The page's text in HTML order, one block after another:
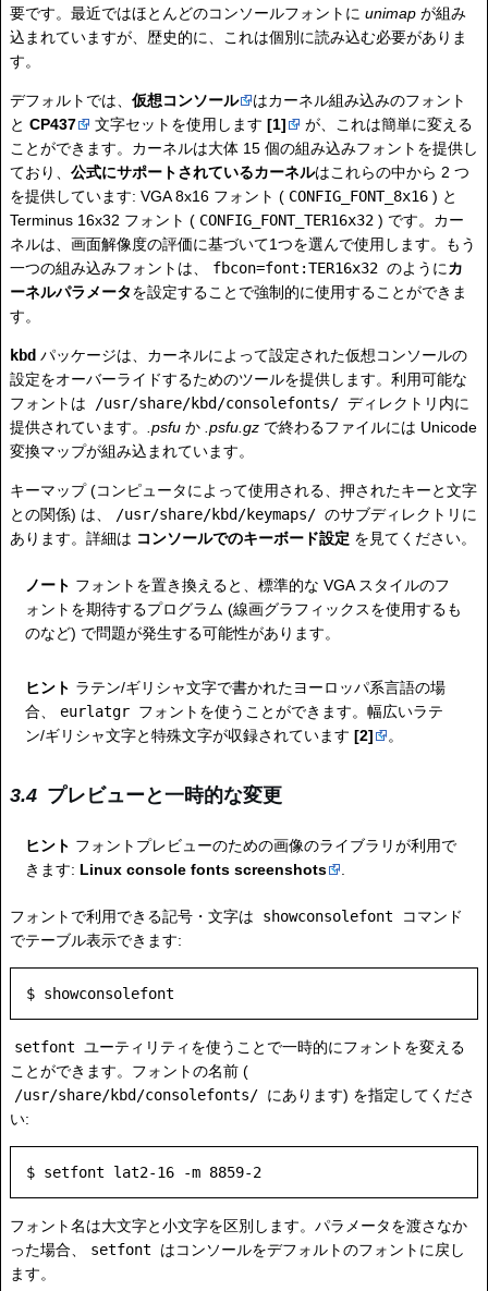
要です。最近ではほとんどのコンソールフォントに unimap が組み
込まれていますが、歴史的に、これは個別に読み込む必要がありま
す。
デフォルトでは、 仮想コンソール
はカーネル組み込みのフォント
と CP437 文字セットを使用します [1]
が、これは簡単に変える
ことができます。カーネルは大体 15 個の組み込みフォントを提供し
ており、 公式にサポートされているカーネルはこれらの中から 2 つ
を提供しています: VGA 8x16 フォント ( CONFIG_FONT_8x16 ) と
Terminus 16x32 フォント ( CONFIG_FONT_TER16x32 ) です。カー
ネルは、画面解像度の評価に基づいて1つを選んで使用します。もう
一つの組み込みフォントは、
fbcon=font:TER16x32 のようにカ
ーネルパラメータを設定することで強制的に使用することができま
す。
kbd パッケージは、カーネルによって設定された仮想コンソールの
設定をオーバーライドするためのツールを提供します。利用可能な
フォントは
/usr/share/kbd/consolefonts/ ディレクトリ内に
提供されています。
.psfu か .psfu.gz で終わるファイルには Unicode
変換マップが組み込まれています。
キーマップ (コンピュータによって使用される、押されたキーと文字
との関係) は、
/usr/share/kbd/keymaps/ のサブディレクトリに
あります。詳細は コンソールでのキーボード設定 を見てください。
ノート フォントを置き換えると、標準的な VGA スタイルのフ
ォントを期待するプログラム (線画グラフィックスを使用するも
のなど) で問題が発生する可能性があります。
ヒント ラテン/ギリシャ文字で書かれたヨーロッパ系言語の場
合、
eurlatgr フォントを使うことができます。幅広いラテ
ン/ギリシャ文字と特殊文字が収録されています [2] 。
プレビューと一時的な変更
ヒント フォントプレビューのための画像のライブラリが利用で
きます: Linux console fonts screenshots
フォントで利用できる記号・文字は showconsolefont
コマンド
でテーブル表示できます:
setfont ユーティリティを使うことで一時的にフォントを変える
ことができます。フォントの名前 (
/usr/share/kbd/consolefonts/ にあります) を指定してくださ
い:
フォント名は大文字と小文字を区別します。パラメータを渡さなか
った場合、
setfont
はコンソールをデフォルトのフォントに戻し
ます。